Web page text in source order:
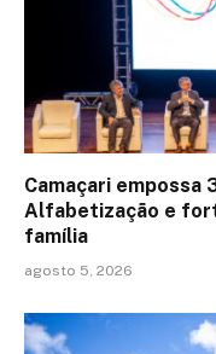
Camaçari empossa
Alfabetização e
família
agosto 5, 2026